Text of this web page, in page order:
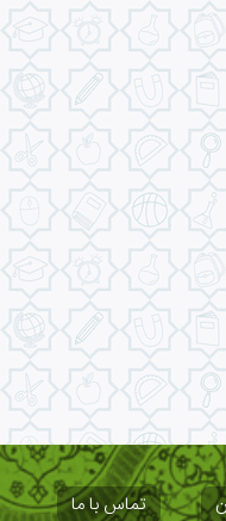
تماس با ما